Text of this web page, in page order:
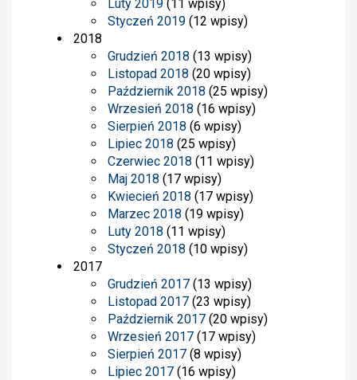
Luty 2019 (11 wpisy)
Styczeń 2019 (12 wpisy)
2018
Grudzień 2018 (13 wpisy)
Listopad 2018 (20 wpisy)
Październik 2018 (25 wpisy)
Wrzesień 2018 (16 wpisy)
Sierpień 2018 (6 wpisy)
Lipiec 2018 (25 wpisy)
Czerwiec 2018 (11 wpisy)
Maj 2018 (17 wpisy)
Kwiecień 2018 (17 wpisy)
Marzec 2018 (19 wpisy)
Luty 2018 (11 wpisy)
Styczeń 2018 (10 wpisy)
2017
Grudzień 2017 (13 wpisy)
Listopad 2017 (23 wpisy)
Październik 2017 (20 wpisy)
Wrzesień 2017 (17 wpisy)
Sierpień 2017 (8 wpisy)
Lipiec 2017 (16 wpisy)